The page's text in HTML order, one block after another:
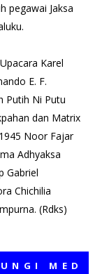
pegawai Jaksa
Karel
E. F.
Putih Ni Putu
dan Matrix
Noor Fajar
Adhyaksa
Gabriel
Chichilia
(Rdks)